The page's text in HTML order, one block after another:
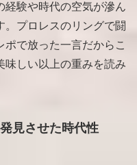
経験や時代の空気が滲ん
。プロレスのリングで闘
で放った一言だからこ
味しい以上の重みを読み
見させた時代性